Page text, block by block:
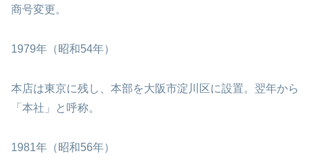
商号変更。
1979年（昭和54年）
本店は東京に残し、本部を大阪市淀川区に設置。翌年から
「本社」と呼称。
1981年（昭和56年）